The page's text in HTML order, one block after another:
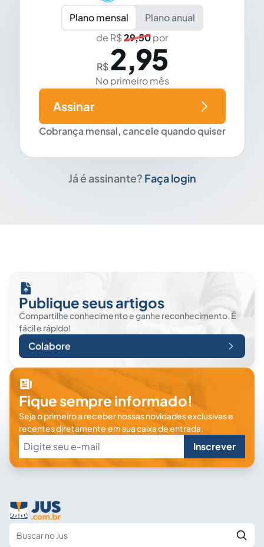
Plano mensal
Plano anual
de R$29,50por
R$ 2,95
No primeiro mês
Cobrança mensal, cancele quando quiser
Assinar
Já é assinante? Faça login
Publique seus artigos
Compartilhe conhecimento e ganhe reconhecimento. É
fácil e rápido!
Colabore
Fique sempre informado!
Seja o primeiro a receber nossas novidades exclusivas e
recentes diretamente em sua caixa de entrada.
Inscrever